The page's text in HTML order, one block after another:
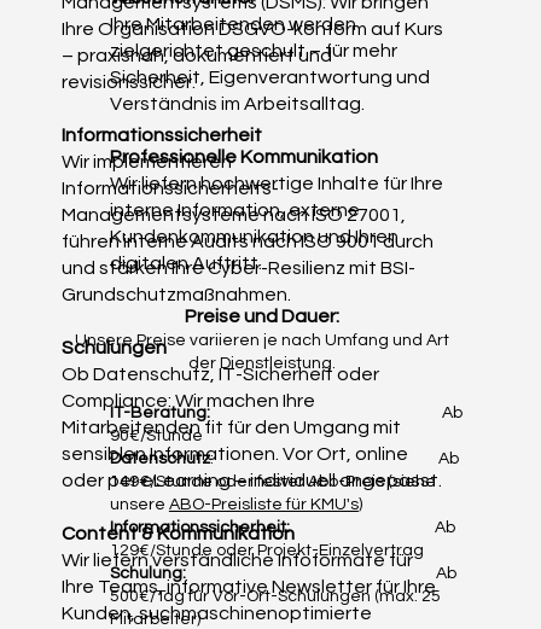
Ihre Organisation DSGVO-konform auf Kurs
– praxisnah, dokumentiert und
revisionssicher.
Informationssicherheit
Wir implementieren
Informationssicherheits-
Managementsysteme nach ISO 27001,
führen interne Audits nach ISO 9001 durch
und stärken Ihre Cyber-Resilienz mit BSI-
Grundschutzmaßnahmen.
Schulungen
Ob Datenschutz, IT-Sicherheit oder
Compliance: Wir machen Ihre
Mitarbeitenden fit für den Umgang mit
sensiblen Informationen. Vor Ort, online
oder per eLearning – individuell angepasst.
Content & Kommunikation
Wir liefern verständliche Infoformate für
Ihre Teams, informative Newsletter für Ihre
Kunden, suchmaschinenoptimierte
Ihre Mitarbeitenden werden
zielgerichtet geschult – für mehr
Sicherheit, Eigenverantwortung und
Verständnis im Arbeitsalltag.
Professionelle Kommunikation
Wir liefern hochwertige Inhalte für Ihre
interne Information, externe
Kundenkommunikation und Ihren
digitalen Auftritt.
Preise und Dauer:
Unsere Preise variieren je nach Umfang und Art
der Dienstleistung.
IT-Beratung:Ab
90€/Stunde
Datenschutz: Ab
149€/Stunde oder fester Abo-Preis (siehe
unsere ABO-Preisliste für KMU's)
Informationssicherheit:Ab
129€/Stunde oder Projekt-Einzelvertrag
Schulung: Ab
500€/Tag für Vor-Ort-Schulungen (max. 25
Mitarbeiter)